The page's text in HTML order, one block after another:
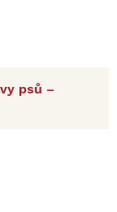
psů –